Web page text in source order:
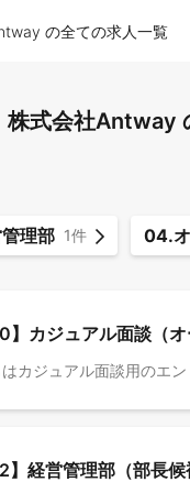
の全ての求人一覧
株式会社Antway
理部 1件 04.
】カジュアル面談（
】経営管理部（部長候